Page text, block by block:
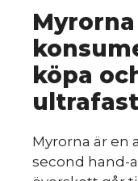
köpa
Myrorna är en
second hand-